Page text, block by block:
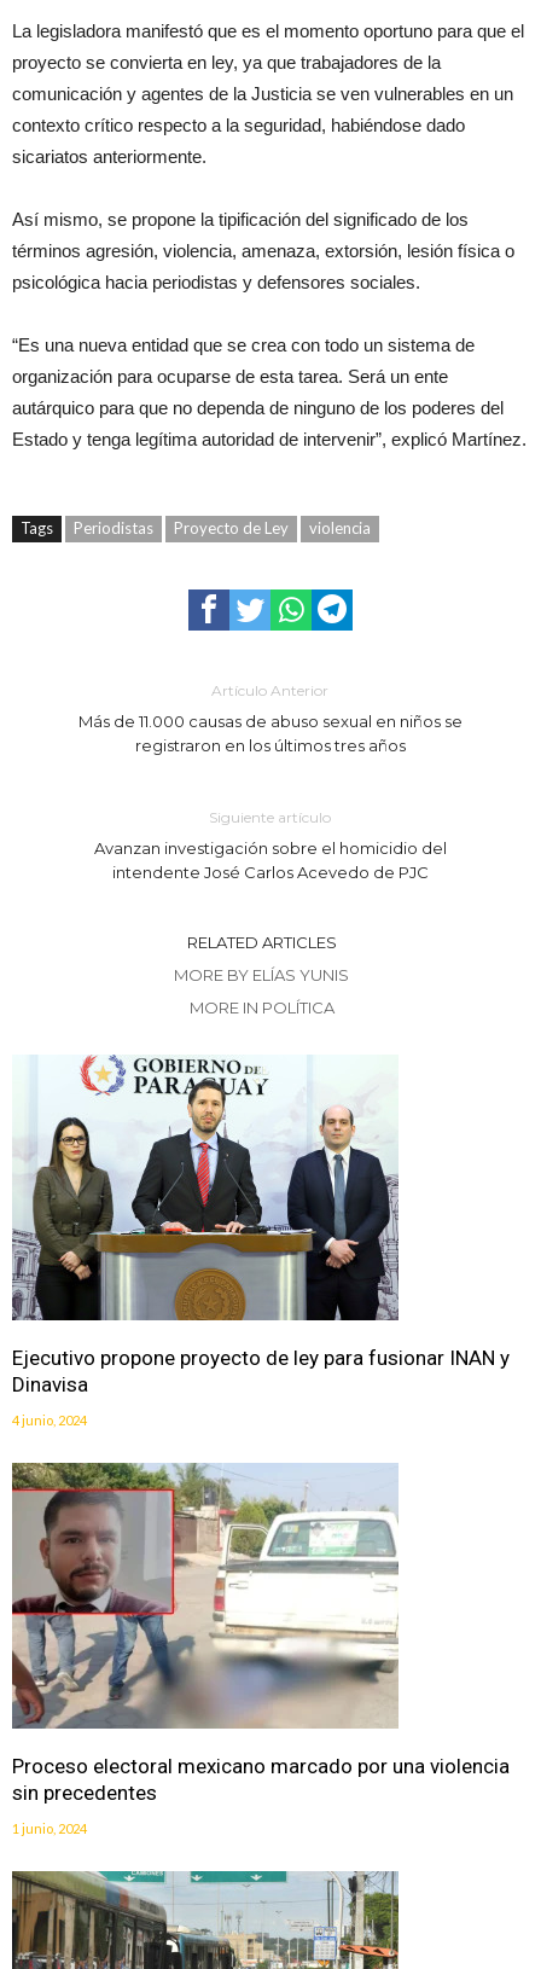
La legisladora manifestó que es el momento oportuno para que el
proyecto se convierta en ley, ya que trabajadores de la
comunicación y agentes de la Justicia se ven vulnerables en un
contexto crítico respecto a la seguridad, habiéndose dado
sicariatos anteriormente.
Así mismo, se propone la tipificación del significado de los
términos agresión, violencia, amenaza, extorsión, lesión física o
psicológica hacia periodistas y defensores sociales.
“Es una nueva entidad que se crea con todo un sistema de
organización para ocuparse de esta tarea. Será un ente
autárquico para que no dependa de ninguno de los poderes del
Estado y tenga legítima autoridad de intervenir”, explicó Martínez.
Tags Periodistas Proyecto de Ley violencia
Artículo Anterior
Más de 11.000 causas de abuso sexual en niños se
registraron en los últimos tres años
Siguiente artículo
Avanzan investigación sobre el homicidio del
intendente José Carlos Acevedo de PJC
RELATED ARTICLES
MORE BY ELÍAS YUNIS
MORE IN POLÍTICA
Ejecutivo propone proyecto de ley para fusionar INAN y
Dinavisa
4 junio, 2024
Proceso electoral mexicano marcado por una violencia
sin precedentes
1 junio, 2024